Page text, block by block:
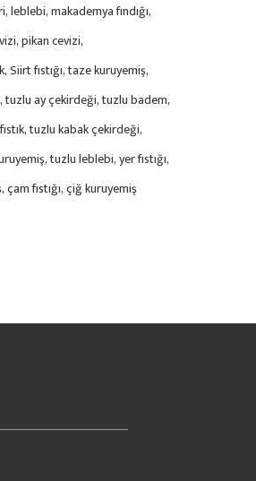
leblebi makademya fındığı
pikan cevizi
Siirt fıstığı taze kuruyemiş
tuzlu ay çekirdeği tuzlu badem
tuzlu kabak çekirdeği
tuzlu leblebi yer fıstığı
çam fıstığı çiğ kuruyemiş